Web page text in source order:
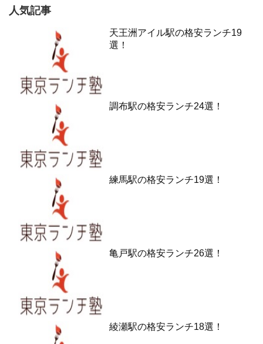
人気記事
天王洲アイル駅の格安ランチ19
選！
調布駅の格安ランチ24選！
練馬駅の格安ランチ19選！
亀戸駅の格安ランチ26選！
綾瀬駅の格安ランチ18選！